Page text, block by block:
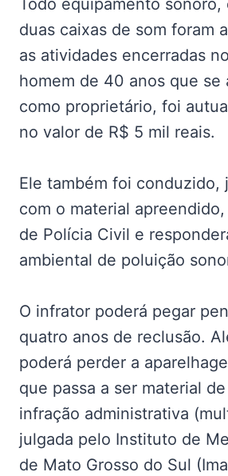
Todo equipamento sonoro,
duas caixas de som foram
as atividades encerradas
homem de 40 anos que se
como proprietário, foi
no valor de R$ 5 mil reais.
Ele também foi conduzido,
com o material
de Polícia Civil e
ambiental de poluição
O infrator poderá pegar
quatro anos de reclusão.
poderá perder a
que passa a ser material
infração administrativa
julgada pelo Instituto de
de Mato Grosso do Sul